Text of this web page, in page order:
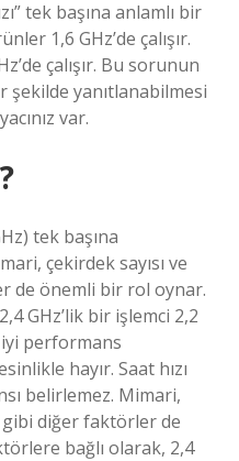
tek başına anlamlı bir
1,6 GHz’de çalışır.
çalışır. Bu sorunun
yanıtlanabilmesi
var.
tek başına
çekirdek sayısı ve
de önemli bir rol oynar.
GHz’lik bir işlemci 2,2
iyi performans
hayır. Saat hızı
belirlemez. Mimari,
gibi diğer faktörler de
bağlı olarak, 2,4